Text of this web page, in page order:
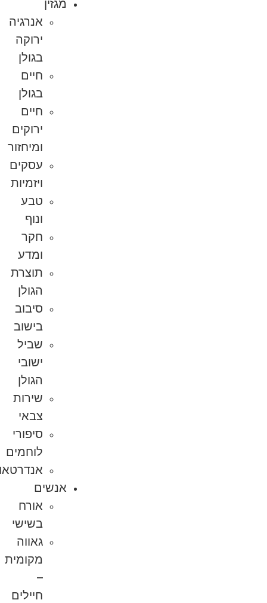
מגזין
אנרגיה
ירוקה
בגולן
חיים
בגולן
חיים
ירוקים
ומיחזור
עסקים
ויזמיות
טבע
חקר
ומדע
תוצרת
הגולן
סיבוב
בישוב
שביל
ישובי
הגולן
שירות
צבאי
סיפורי
לוחמים
אנדרטאות
אנשים
אורח
בשישי
גאווה
מקומית
חיילים